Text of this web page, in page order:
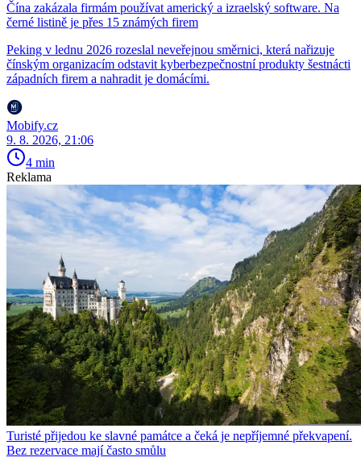
Čína zakázala firmám používat americký a izraelský software. Na
černé listině je přes 15 známých firem
Peking v lednu 2026 rozeslal neveřejnou směrnici, která nařizuje
čínským organizacím odstavit kyberbezpečnostní produkty šestnácti
západních firem a nahradit je domácími.
Mobify.cz
9. 8. 2026, 21:06
4 min
Reklama
Turisté přijedou ke slavné památce a čeká je nepříjemné překvapení.
Bez rezervace mají často smůlu